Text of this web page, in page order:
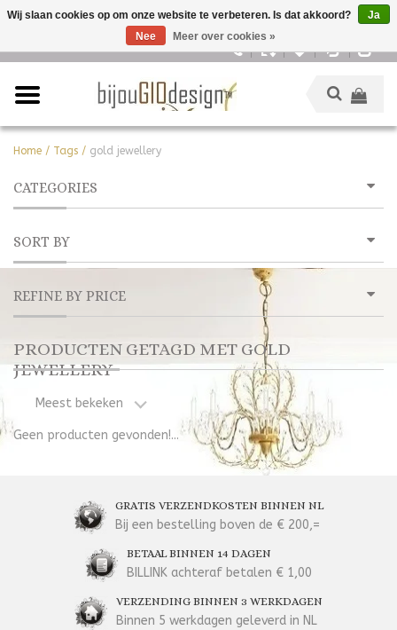
Home / Tags / gold jewellery
CATEGORIES
SORT BY
REFINE BY PRICE
PRODUCTEN GETAGD MET GOLD
JEWELLERY
Meest bekeken
Geen producten gevonden!...
GRATIS VERZENDKOSTEN BINNEN NL
Bij een bestelling boven de € 200,=
BETAAL BINNEN 14 DAGEN
BILLINK achteraf betalen € 1,00
VERZENDING BINNEN 3 WERKDAGEN
Binnen 5 werkdagen geleverd in NL
Wij slaan cookies op om onze website te verbeteren. Is dat akkoord?
Ja
Nee
Meer over cookies »